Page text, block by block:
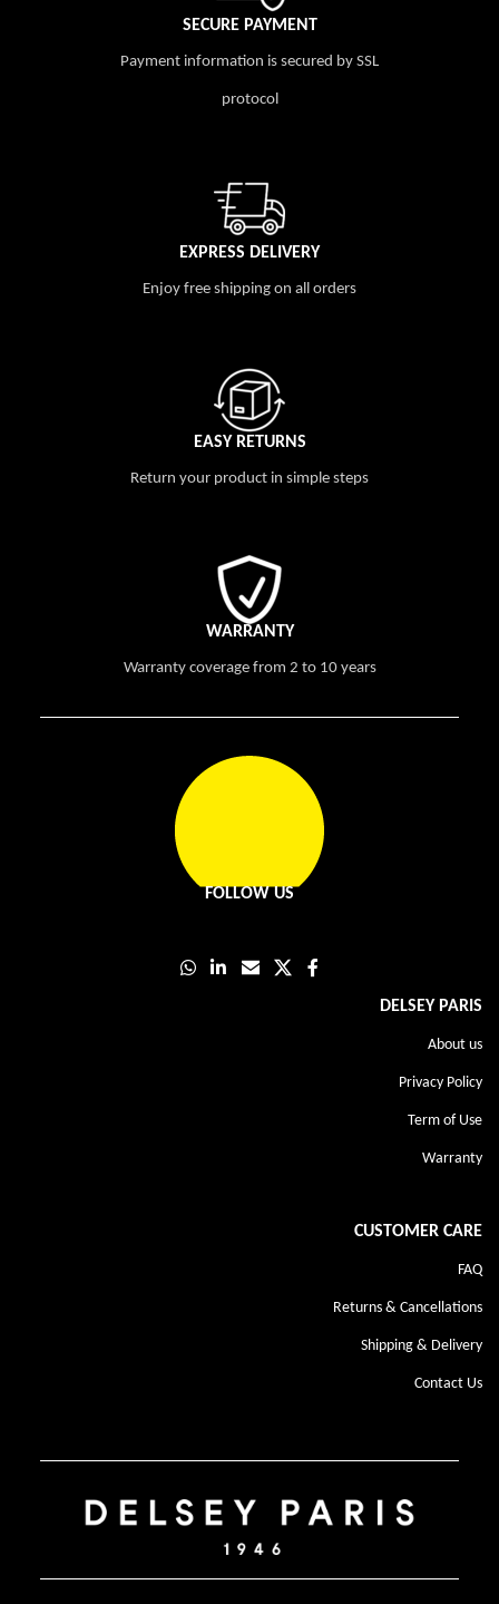
SECURE PAYMENT
Payment information is secured by SSL
protocol
EXPRESS DELIVERY
Enjoy free shipping on all orders
EASY RETURNS
Return your product in simple steps
WARRANTY
Warranty coverage from 2 to 10 years
FOLLOW US
DELSEY PARIS
About us
Privacy Policy
Term of Use
Warranty
CUSTOMER CARE
FAQ
Returns & Cancellations
Shipping & Delivery
Contact Us